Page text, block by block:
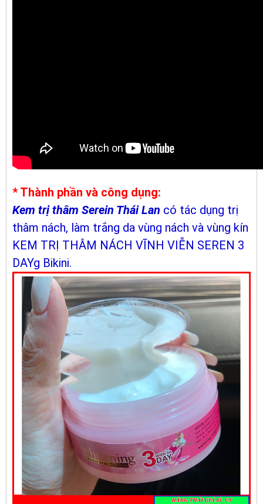
* Thành phần và công dụng:
Kem trị thâm Serein Thái Lan có tác dụng trị
thâm nách, làm trắng da vùng nách và vùng kín
KEM TRỊ THÂM NÁCH VĨNH VIỄN SEREN 3
DAYg Bikini.